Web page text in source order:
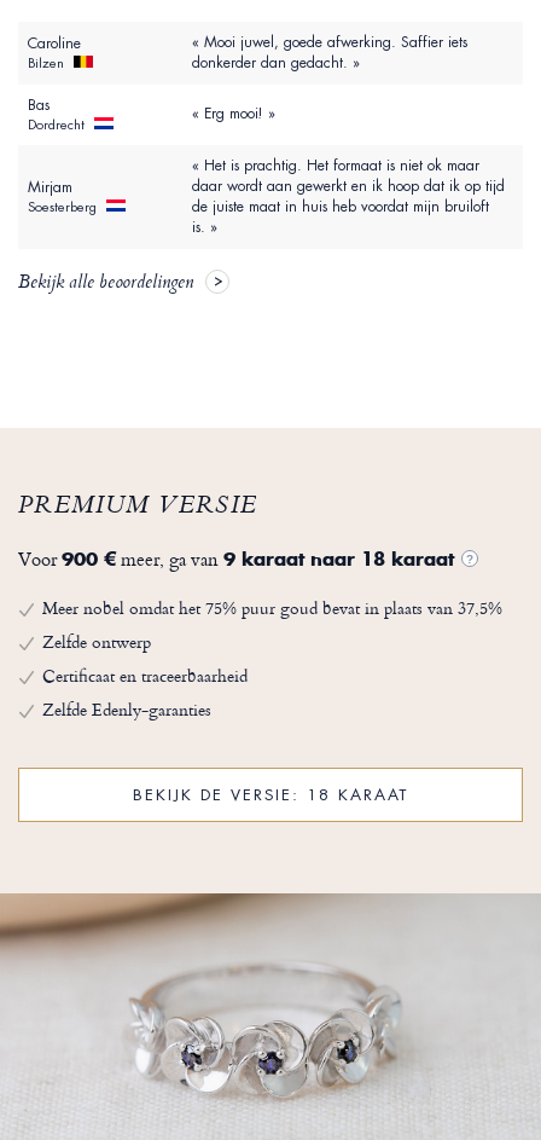
Caroline
Bilzen
« Mooi juwel, goede afwerking. Saffier iets
donkerder dan gedacht. »
Bas
Dordrecht
« Erg mooi! »
Mirjam
Soesterberg
« Het is prachtig. Het formaat is niet ok maar
daar wordt aan gewerkt en ik hoop dat ik op tijd
de juiste maat in huis heb voordat mijn bruiloft
is. »
Bekijk alle beoordelingen
PREMIUM VERSIE
Voor900 €meer, ga van 9 karaat naar 18 karaat ?
Meer nobel omdat het 75% puur goud bevat in plaats van 37,5%
Zelfde ontwerp
Certificaat en traceerbaarheid
Zelfde Edenly-garanties
BEKIJK DE VERSIE: 18 KARAAT